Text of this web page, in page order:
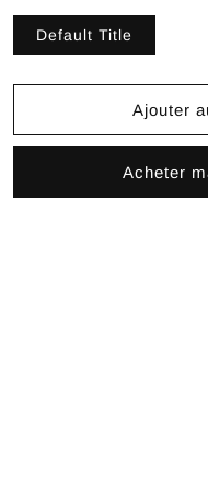
Default Title
Ajouter
Acheter